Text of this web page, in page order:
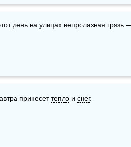
день на улицах непролазная грязь
принесет тепло и снег.